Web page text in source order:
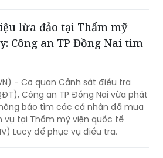
lừa đảo tại Thẩm mỹ
Công an TP Đồng Nai tìm
- Cơ quan Cảnh sát điều tra
Công an TP Đồng Nai vừa phát
báo tìm các cá nhân đã mua
vụ tại Thẩm mỹ viện quốc tế
Lucy để phục vụ điều tra.